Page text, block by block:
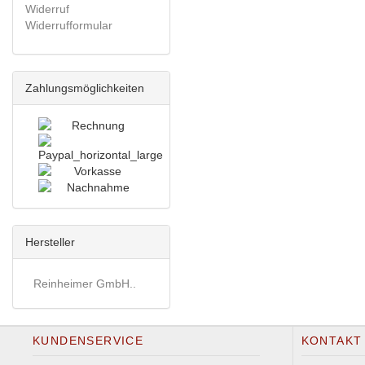
Widerruf
Widerrufformular
Zahlungsmöglichkeiten
Hersteller
Reinheimer GmbH..
KUNDENSERVICE KONTAKT